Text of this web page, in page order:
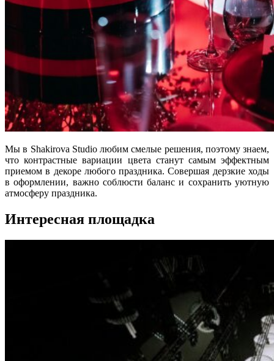
Мы в Shakirova Studio любим смелые решения, поэтому знаем,
что контрастные вариации цвета станут самым эффектным
приемом в декоре любого праздника. Совершая дерзкие ходы
в оформлении, важно соблюсти баланс и сохранить уютную
атмосферу праздника.
Интересная площадка